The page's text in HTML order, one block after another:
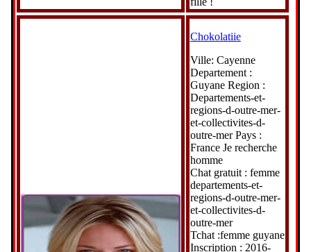
Chokolatiie
Ville: Cayenne
Departement :
Guyane Region :
Departements-et-
regions-d-outre-mer-
et-collectivites-d-
outre-mer Pays :
France Je recherche
homme
Chat gratuit : femme
departements-et-
regions-d-outre-mer-
et-collectivites-d-
outre-mer
Tchat :femme guyane
Inscription : 2016-